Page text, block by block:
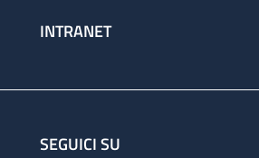
INTRANET
SEGUICI SU